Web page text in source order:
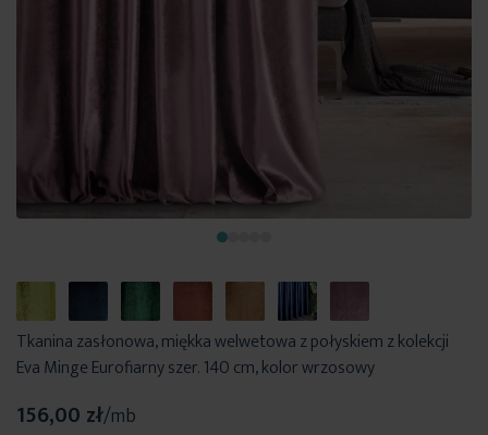
Tkanina zasłonowa, miękka welwetowa z połyskiem z kolekcji
Eva Minge Eurofiarny szer. 140 cm, kolor wrzosowy
156,00 zł/mb